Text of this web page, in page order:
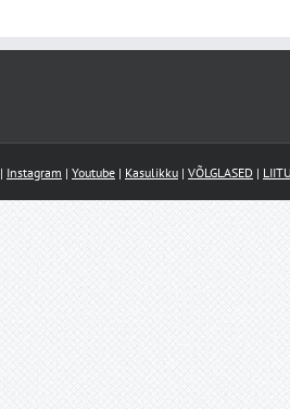
| Instagram | Youtube | Kasulikku | VÕLGLASED |